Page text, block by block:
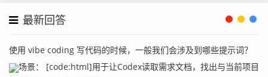
最新回答
使用 vibe coding 写代码的时候，一般我们会涉及到哪些提示词？
场景： [code:html]用于让Codex读取需求文档，找出与当前项目